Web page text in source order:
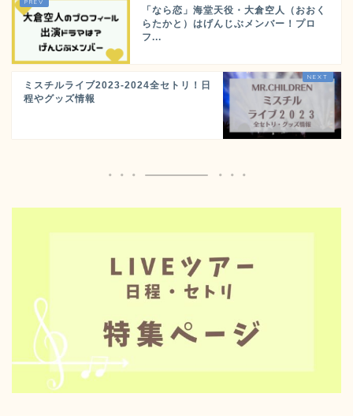
「なら恋」海堂天役・大倉空人（おおく
らたかと）はげんじぶメンバー！プロ
フ...
ミスチルライブ2023-2024全セトリ！日
程やグッズ情報